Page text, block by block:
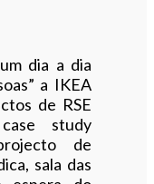
dia a dia
a IKEA
de RSE
study
de
sala das